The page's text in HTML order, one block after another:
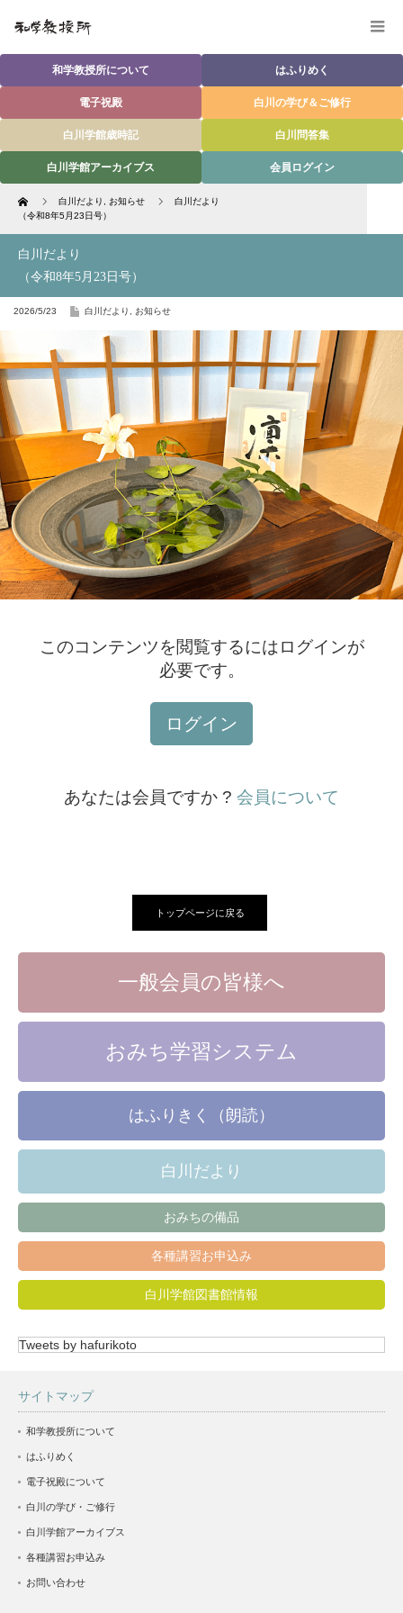
和学教授所について はふりめく
電子祝殿 白川の学び＆ご修行
白川学館歳時記 白川問答集
白川学館アーカイブス 会員ログイン
Home 白川だより お知らせ
白川だより
（令和8年5月23日号）
白川だより
（令和8年5月23日号）
2026/5/23 白川だより お知らせ
このコンテンツを閲覧するにはログインが
必要です。
ログイン
あなたは会員ですか ? 会員について
トップページに戻る
一般会員の皆様へ
おみち学習システム
はふりきく（朗読）
白川だより
おみちの備品
各種講習お申込み
白川学館図書館情報
Tweets by hafurikoto
サイトマップ
和学教授所について
はふりめく
電子祝殿について
白川の学び・ご修行
白川学館アーカイブス
各種講習お申込み
お問い合わせ